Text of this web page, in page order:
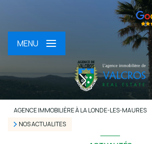
MENU
AGENCE IMMOBILIÈRE À LA LONDE-LES-MAURES
NOS ACTUALITES